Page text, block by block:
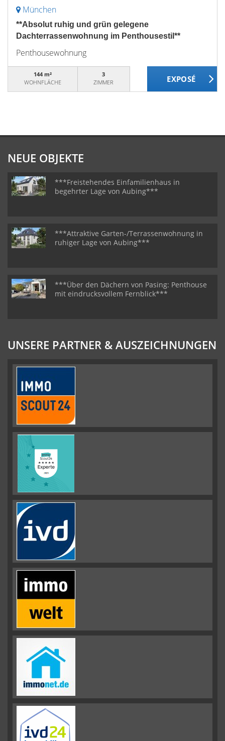
München
**Absolut ruhig und grün gelegene
Dachterrassenwohnung im Penthousestil**
Penthousewohnung
144 m²
WOHNFLÄCHE
3
ZIMMER
NEUE OBJEKTE
***Freistehendes Einfamilienhaus in
begehrter Lage von Aubing***
***Attraktive Garten-/Terrassenwohnung in
ruhiger Lage von Aubing***
***Über den Dächern von Pasing: Penthouse
mit eindrucksvollem Fernblick***
UNSERE PARTNER & AUSZEICHNUNGEN